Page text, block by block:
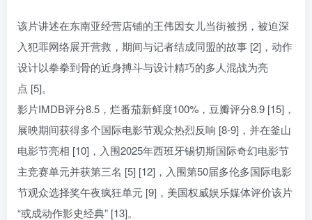
该片讲述在东南亚经营店铺的王伟因女儿当街被拐，被迫深
入犯罪网络展开营救，期间与记者结成同盟的故事 [2]，动作
设计以拳拳到骨的近身搏斗与设计精巧的多人混战为亮
点 [5]。
影片IMDB评分8.5，烂番茄新鲜度100%，豆瓣评分8.9 [15]，
展映期间获得多个国际电影节观众热烈反响 [8-9]，并在釜山
电影节亮相 [10]，入围2025年西班牙锡切斯国际奇幻电影节
主竞赛单元并获第三名 [5] [12]，入围第50届多伦多国际电影
节观众选择奖午夜疯狂单元 [9]，美国权威娱乐媒体评价该片
“或成动作影史经典” [13]。